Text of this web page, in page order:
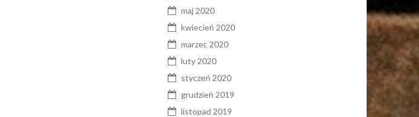
maj 2020
kwiecień 2020
marzec 2020
luty 2020
styczeń 2020
grudzień 2019
listopad 2019